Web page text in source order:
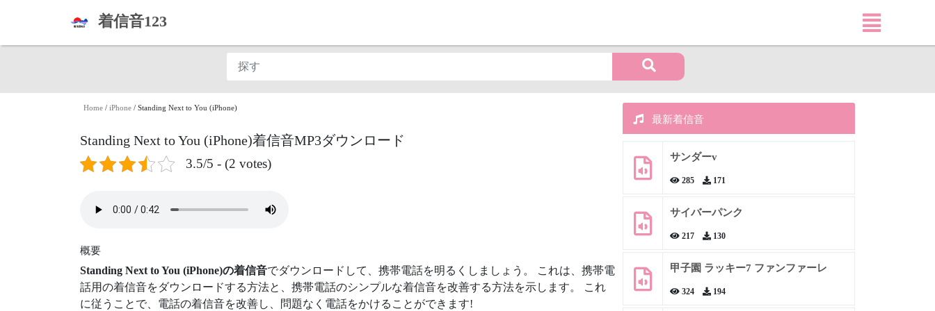
着信音123
Home / iPhone / Standing Next to You (iPhone)
Standing Next to You (iPhone)着信音MP3ダウンロード
3.5/5 - (2 votes)
概要
Standing Next to You (iPhone)の着信音でダウンロードして、携帯電話を明るくしましょう。 これは、携帯電
話用の着信音をダウンロードする方法と、携帯電話のシンプルな着信音を改善する方法を示します。 これ
に従うことで、電話の着信音を改善し、問題なく電話をかけることができます!
最新着信音
サンダーv
285 171
サイバーパンク
217 130
甲子園 ラッキー7 ファンファーレ
324 194